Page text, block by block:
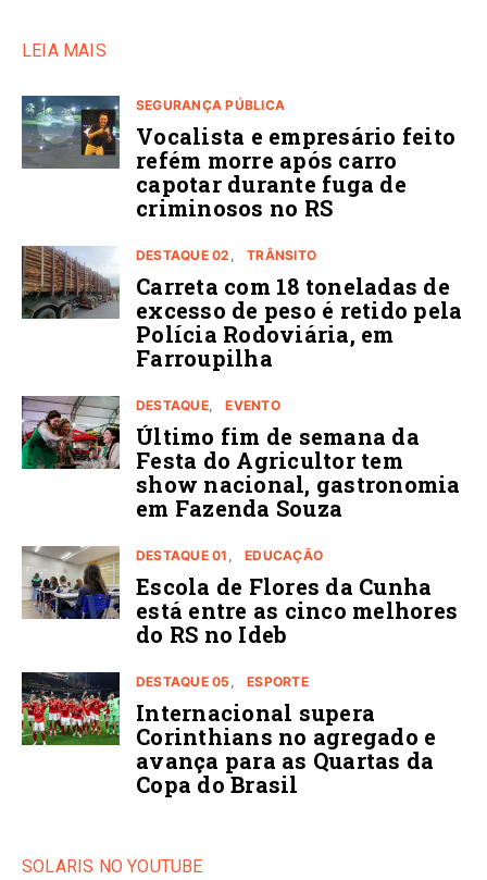
LEIA MAIS
SEGURANÇA PÚBLICA
Vocalista e empresário feito
refém morre após carro
capotar durante fuga de
criminosos no RS
DESTAQUE 02 TRÂNSITO
Carreta com 18 toneladas de
excesso de peso é retido pela
Polícia Rodoviária, em
Farroupilha
DESTAQUE EVENTO
Último fim de semana da
Festa do Agricultor tem
show nacional, gastronomia
em Fazenda Souza
DESTAQUE 01 EDUCAÇÃO
Escola de Flores da Cunha
está entre as cinco melhores
do RS no Ideb
DESTAQUE 05 ESPORTE
Internacional supera
Corinthians no agregado e
avança para as Quartas da
Copa do Brasil
SOLARIS NO YOUTUBE